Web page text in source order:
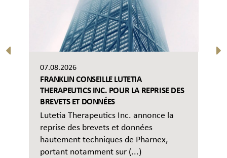
07.08.2026
FRANKLIN CONSEILLE LUTETIA
THERAPEUTICS INC. POUR LA REPRISE DES
BREVETS ET DONNÉES
Lutetia Therapeutics Inc. annonce la
reprise des brevets et données
hautement techniques de Pharnex,
portant notamment sur (...)